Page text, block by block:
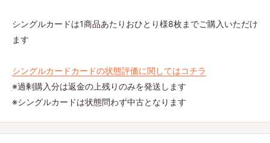
シングルカードは1商品あたりおひとり様8枚までご購入いただけ
ます
シングルカードカードの状態評価に関してはコチラ
※過剰購入分は返金の上残りのみを発送します
※シングルカードは状態問わず中古となります